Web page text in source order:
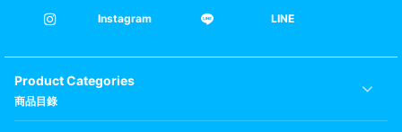
Instagram LINE
Product Categories
商品目錄